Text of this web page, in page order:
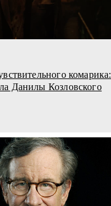
комарика:
Данилы Козловского